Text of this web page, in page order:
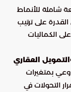
شاملة للأنماط
القدرة على ترتيب
الكماليات
التمويل العقاري
بمتغيرات
التحولات في